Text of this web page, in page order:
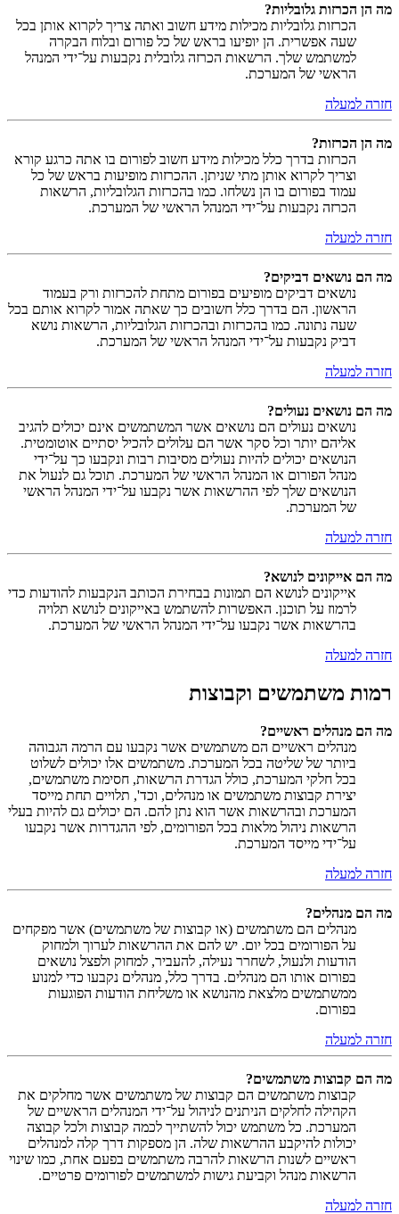
מה הן הכרזות גלובליות?
הכרזות גלובליות מכילות מידע חשוב ואתה צריך לקרוא אותן בכל
שעה אפשרית. הן יופיעו בראש של כל פורום ובלוח הבקרה
למשתמש שלך. הרשאות הכרזה גלובלית נקבעות על־ידי המנהל
הראשי של המערכת.
חזרה למעלה
מה הן הכרזות?
הכרזות בדרך כלל מכילות מידע חשוב לפורום בו אתה כרגע קורא
וצריך לקרוא אותן מתי שניתן. ההכרזות מופיעות בראש של כל
עמוד בפורום בו הן נשלחו. כמו בהכרזות הגלובליות, הרשאות
הכרזה נקבעות על־ידי המנהל הראשי של המערכת.
חזרה למעלה
מה הם נושאים דביקים?
נושאים דביקים מופיעים בפורום מתחת להכרזות ורק בעמוד
הראשון. הם בדרך כלל חשובים כך שאתה אמור לקרוא אותם בכל
שעה נתונה. כמו בהכרזות ובהכרזות הגלובליות, הרשאות נושא
דביק נקבעות על־ידי המנהל הראשי של המערכת.
חזרה למעלה
מה הם נושאים נעולים?
נושאים נעולים הם נושאים אשר המשתמשים אינם יכולים להגיב
אליהם יותר וכל סקר אשר הם עלולים להכיל יסתיים אוטומטית.
הנושאים יכולים להיות נעולים מסיבות רבות ונקבעו כך על־ידי
מנהל הפורום או המנהל הראשי של המערכת. תוכל גם לנעול את
הנושאים שלך לפי ההרשאות אשר נקבעו על־ידי המנהל הראשי
של המערכת.
חזרה למעלה
מה הם אייקונים לנושא?
אייקונים לנושא הם תמונות בבחירת הכותב הנקבעות להודעות כדי
לרמוז על תוכנן. האפשרות להשתמש באייקונים לנושא תלויה
בהרשאות אשר נקבעו על־ידי המנהל הראשי של המערכת.
חזרה למעלה
רמות משתמשים וקבוצות
מה הם מנהלים ראשיים?
מנהלים ראשיים הם משתמשים אשר נקבעו עם הרמה הגבוהה
ביותר של שליטה בכל המערכת. משתמשים אלו יכולים לשלוט
בכל חלקי המערכת, כולל הגדרת הרשאות, חסימת משתמשים,
יצירת קבוצות משתמשים או מנהלים, וכד', תלויים תחת מייסד
המערכת ובהרשאות אשר הוא נתן להם. הם יכולים גם להיות בעלי
הרשאות ניהול מלאות בכל הפורומים, לפי ההגדרות אשר נקבעו
על־ידי מייסד המערכת.
חזרה למעלה
מה הם מנהלים?
מנהלים הם משתמשים (או קבוצות של משתמשים) אשר מפקחים
על הפורומים בכל יום. יש להם את ההרשאות לערוך ולמחוק
הודעות ולנעול, לשחרר נעילה, להעביר, למחוק ולפצל נושאים
בפורום אותו הם מנהלים. בדרך כלל, מנהלים נקבעו כדי למנוע
ממשתמשים מלצאת מהנושא או משליחת הודעות הפוגעות
בפורום.
חזרה למעלה
מה הם קבוצות משתמשים?
קבוצות משתמשים הם קבוצות של משתמשים אשר מחלקים את
הקהילה לחלקים הניתנים לניהול על־ידי המנהלים הראשיים של
המערכת. כל משתמש יכול להשתייך לכמה קבוצות ולכל קבוצה
יכולות להיקבע ההרשאות שלה. הן מספקות דרך קלה למנהלים
ראשיים לשנות הרשאות להרבה משתמשים בפעם אחת, כמו שינוי
הרשאות מנהל וקביעת גישות למשתמשים לפורומים פרטיים.
חזרה למעלה